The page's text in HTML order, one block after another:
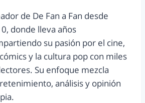
de De Fan a Fan desde
donde lleva años
su pasión por el cine,
y la cultura pop con miles
Su enfoque mezcla
análisis y opinión